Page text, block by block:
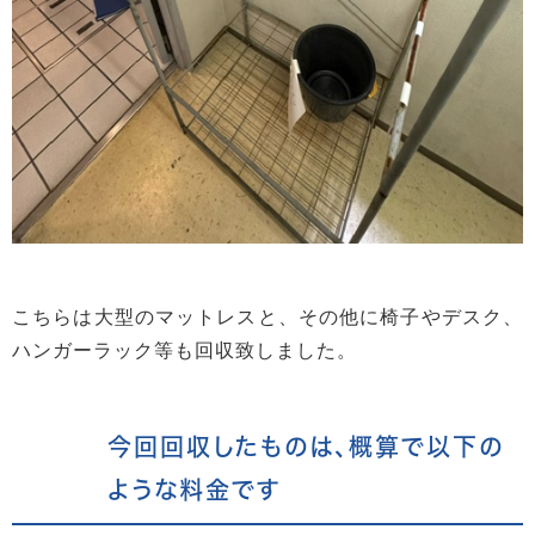
こちらは大型のマットレスと、その他に椅子やデスク、
ハンガーラック等も回収致しました。
今回回収したものは、概算で以下の
ような料金です